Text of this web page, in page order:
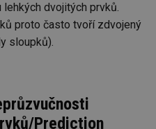
dvojitých prvků.
proto často tvoří zdvojený
sloupků).
Prediction
konference.tzb-
1 rok